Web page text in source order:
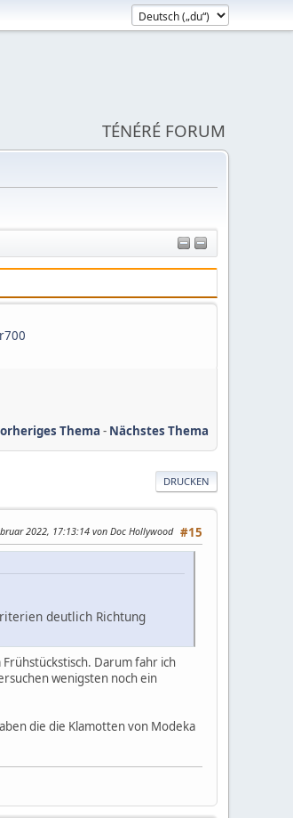
TÉNÉRÉ FORUM
Thema - Nächstes Thema
DRUCKEN
#15
2022, 17:13:14 von Doc Hollywood
deutlich Richtung
Darum fahr ich
wenigsten noch ein
die die Klamotten von Modeka